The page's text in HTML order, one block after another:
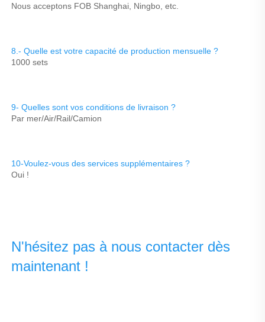
Nous acceptons FOB Shanghai, Ningbo, etc.
8.- Quelle est votre capacité de production mensuelle ?
1000 sets
9- Quelles sont vos conditions de livraison ?
Par mer/Air/Rail/Camion
10-Voulez-vous des services supplémentaires ?
Oui !
N'hésitez pas à nous contacter dès
maintenant !